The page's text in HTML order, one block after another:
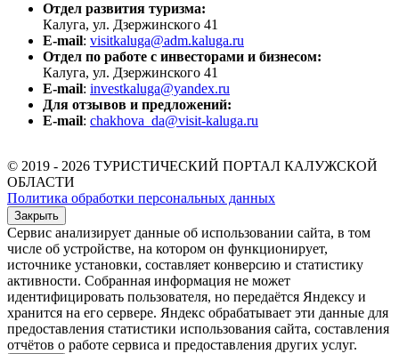
Отдел развития туризма:
Калуга, ул. Дзержинского 41
E-mail: visitkaluga@adm.kaluga.ru
Отдел по работе с инвесторами и бизнесом:
Калуга, ул. Дзержинского 41
E-mail: investkaluga@yandex.ru
Для отзывов и предложений:
E-mail: chakhova_da@visit-kaluga.ru
© 2019 - 2026 ТУРИСТИЧЕСКИЙ ПОРТАЛ КАЛУЖСКОЙ
ОБЛАСТИ
Политика обработки персональных данных
Закрыть
Сервис анализирует данные об использовании сайта, в том
числе об устройстве, на котором он функционирует,
источнике установки, составляет конверсию и статистику
активности. Собранная информация не может
идентифицировать пользователя, но передаётся Яндексу и
хранится на его сервере. Яндекс обрабатывает эти данные для
предоставления статистики использования сайта, составления
отчётов о работе сервиса и предоставления других услуг.